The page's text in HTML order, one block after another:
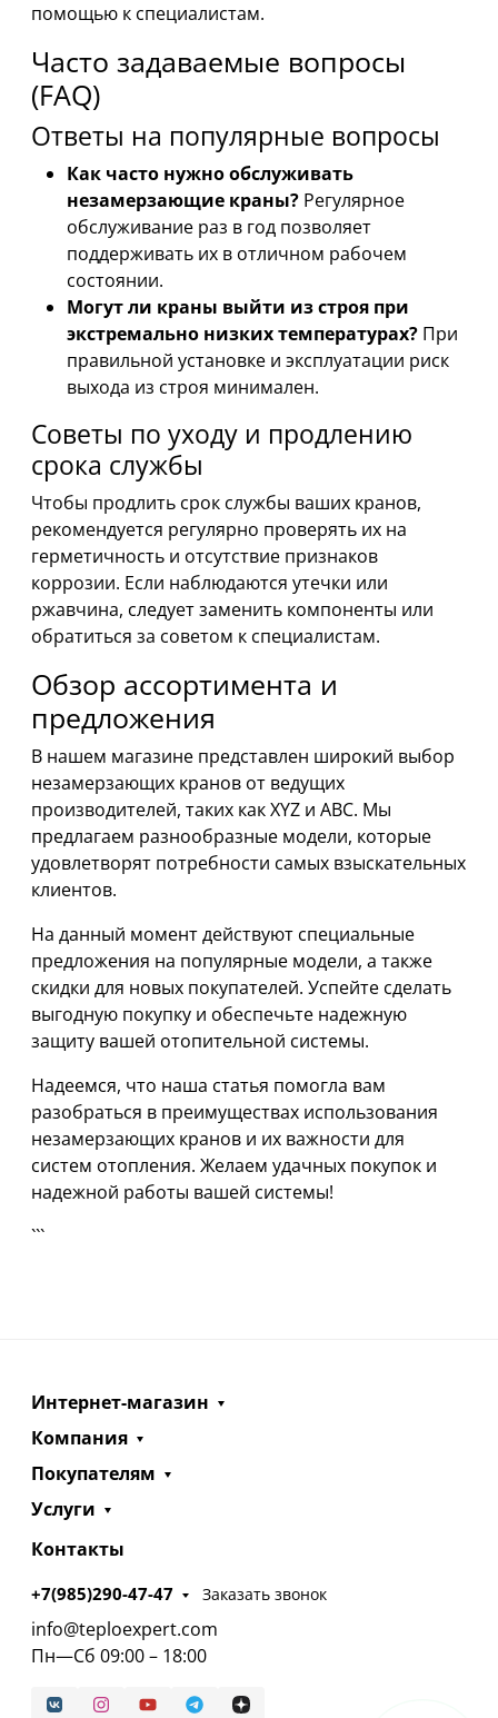
помощью к специалистам.
Часто задаваемые вопросы
(FAQ)
Ответы на популярные вопросы
Как часто нужно обслуживать
незамерзающие краны? Регулярное
обслуживание раз в год позволяет
поддерживать их в отличном рабочем
состоянии.
Могут ли краны выйти из строя при
экстремально низких температурах? При
правильной установке и эксплуатации риск
выхода из строя минимален.
Советы по уходу и продлению
срока службы
Чтобы продлить срок службы ваших кранов,
рекомендуется регулярно проверять их на
герметичность и отсутствие признаков
коррозии. Если наблюдаются утечки или
ржавчина, следует заменить компоненты или
обратиться за советом к специалистам.
Обзор ассортимента и
предложения
В нашем магазине представлен широкий выбор
незамерзающих кранов от ведущих
производителей, таких как XYZ и ABC. Мы
предлагаем разнообразные модели, которые
удовлетворят потребности самых взыскательных
клиентов.
На данный момент действуют специальные
предложения на популярные модели, а также
скидки для новых покупателей. Успейте сделать
выгодную покупку и обеспечьте надежную
защиту вашей отопительной системы.
Надеемся, что наша статья помогла вам
разобраться в преимуществах использования
незамерзающих кранов и их важности для
систем отопления. Желаем удачных покупок и
надежной работы вашей системы!
```
Интернет-магазин
Компания
Покупателям
Услуги
Контакты
+7(985)290-47-47 Заказать звонок
info@teploexpert.com
Пн—Сб 09:00 – 18:00